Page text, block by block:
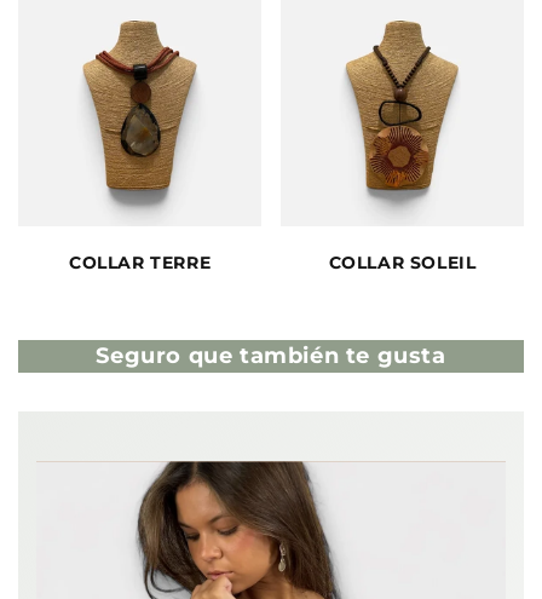
COLLAR TERRE COLLAR SOLEIL
Seguro que también te gusta